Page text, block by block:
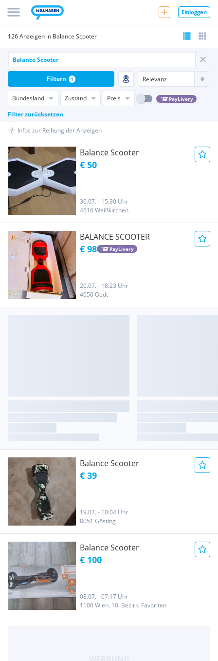
Einloggen
126 Anzeigen in Balance Scooter
Bundesland Zustand Preis PayLivery
Filter zurücksetzen
Filtern 1
Infos zur Reihung der Anzeigen
Balance Scooter
€ 50
30.07. - 15:30 Uhr
4616 Weißkirchen
BALANCE SCOOTER
€ 98 PayLivery
20.07. - 18:23 Uhr
4050 Oedt
Balance Scooter
€ 39
19.07. - 10:04 Uhr
8051 Gösting
Balance Scooter
€ 100
08.07. - 07:17 Uhr
1100 Wien, 10. Bezirk, Favoriten